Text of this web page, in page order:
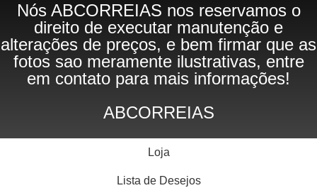
Nós ABCORREIAS nos reservamos o
direito de executar manutenção e
alterações de preços, e bem firmar que as
fotos sao meramente ilustrativas, entre
em contato para mais informações!
ABCORREIAS
Loja
Lista de Desejos